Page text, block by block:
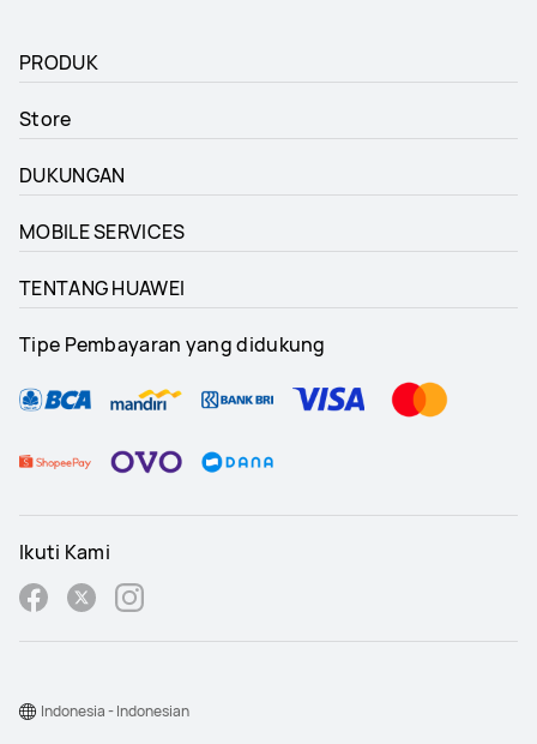
PRODUK
Store
DUKUNGAN
MOBILE SERVICES
TENTANG HUAWEI
Tipe Pembayaran yang didukung
Ikuti Kami
Indonesia - Indonesian